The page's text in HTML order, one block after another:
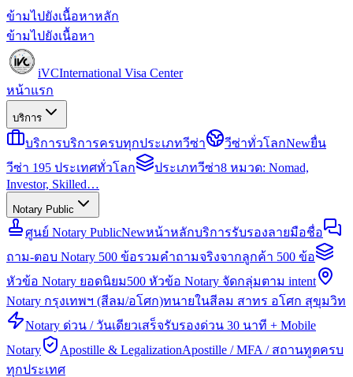
ข้ามไปยังเนื้อหาหลัก
ข้ามไปยังเนื้อหา
iVCInternational Visa Center
หน้าแรก
บริการ
บริการบริการครบทุกประเภทวีซ่า วีซ่าทั่วโลกNewยื่น
วีซ่า 195 ประเทศทั่วโลก
ประเภทวีซ่า8 หมวด: Nomad,
Investor, Skilled…
Notary Public
ศูนย์ Notary PublicNewหน้าหลักบริการรับรองลายมือชื่อ
ถาม-ตอบ Notary 500 ข้อรวมคำถามจริงจากลูกค้า 500 ข้อ
หัวข้อ Notary ยอดนิยม500 หัวข้อ Notary จัดกลุ่มตาม intent
Notary กรุงเทพฯ (สีลม/อโศก)ทนายในสีลม สาทร อโศก สุขุมวิท
Notary ด่วน / วันเดียวเสร็จรับรองด่วน 30 นาที + Mobile
Notary
Apostille & LegalizationApostille / MFA / สถานทูตครบ
ทุกประเทศ